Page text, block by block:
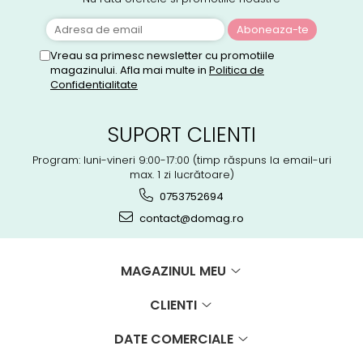
Pistol pentru vopsit
Pompă, hidrofor
Hidrofoare
Presostate/Regulatoare de
Prelate și Folii de Protecție
Prelungitoare
Accesorii scule electrice
Vreau sa primesc newsletter cu promotiile
magazinului. Afla mai multe in Politica de
Confidentialitate
SUPORT CLIENTI
Program: luni-vineri 9:00-17:00 (timp răspuns la email-uri
max. 1 zi lucrătoare)
0753752694
contact@domag.ro
MAGAZINUL MEU
CLIENTI
DATE COMERCIALE